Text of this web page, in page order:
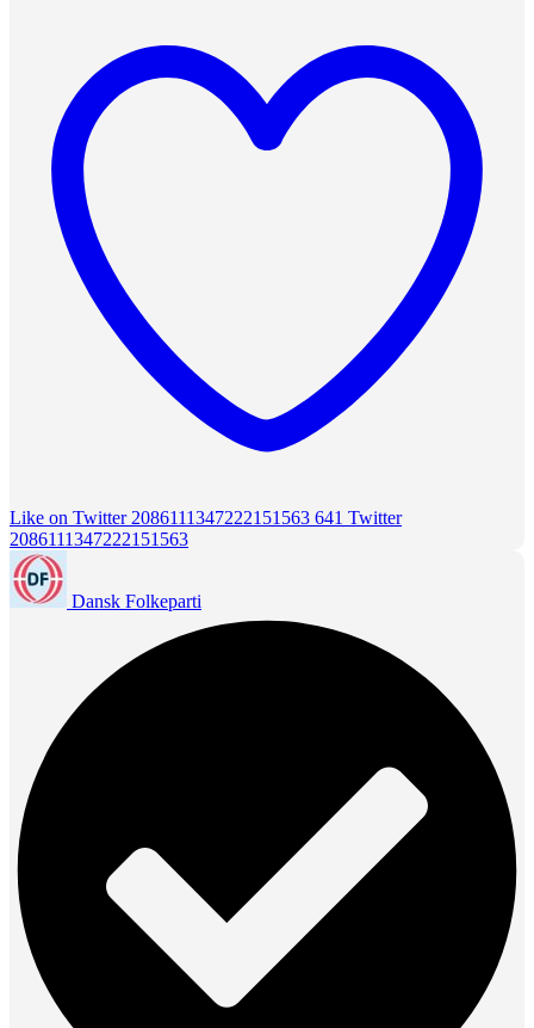
Like on Twitter 2086111347222151563 641 Twitter
2086111347222151563
Dansk Folkeparti